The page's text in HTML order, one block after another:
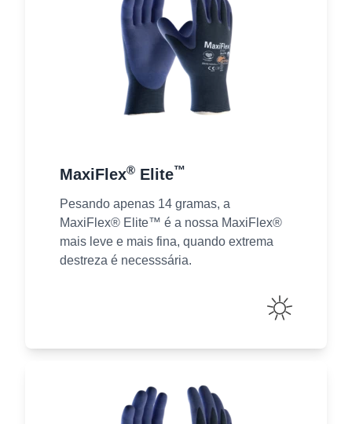
MaxiFlex® Elite™
Pesando apenas 14 gramas, a
MaxiFlex® Elite™​ é a nossa MaxiFlex®
mais leve e mais fina, quando extrema
destreza é necesssária.